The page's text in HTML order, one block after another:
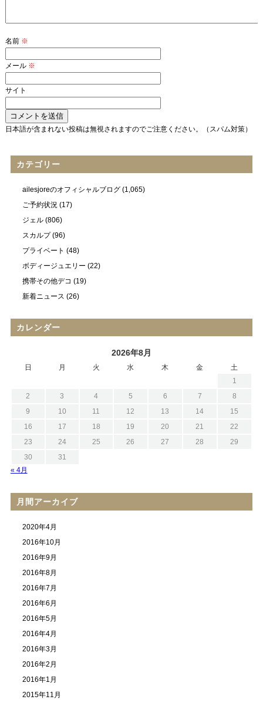
名前 ※
メール ※
サイト
日本語が含まれない投稿は無視されますのでご注意ください。（スパム対策）
カテゴリー
ailesjoreのオフィシャルブログ(1,065)
ご予約状況(17)
ジェル(806)
スカルプ(96)
プライベート (48)
ボディージュエリー (22)
携帯その他デコ (19)
新着ニュース (26)
カレンダー
2026年8月
日 月 火 水 木 金
土
1
2
3 4 5 6 7
8
9
10 11 12 13 14
15
16
17 18 19 20 21
22
23
24 25 26 27 28
29
30
31
« 4月
月間アーカイブ
2020年4月
2016年10月
2016年9月
2016年8月
2016年7月
2016年6月
2016年5月
2016年4月
2016年3月
2016年2月
2016年1月
2015年11月